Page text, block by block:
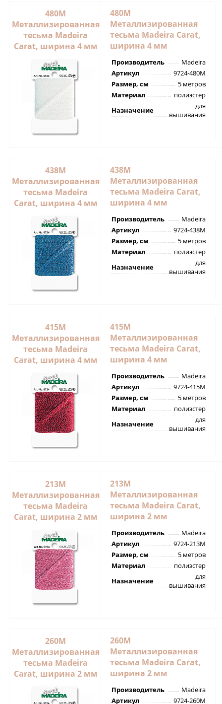
480M
Металлизированная
тесьма Madeira
Carat, ширина 4 мм
480M
Металлизированная
тесьма Madeira Carat,
ширина 4 мм
Производитель
Madeira
Артикул
9724-480M
Размер, см
5 метров
Материал
полиэстер
Назначение
для
вышивания
438M
Металлизированная
тесьма Madeira
Carat, ширина 4 мм
438M
Металлизированная
тесьма Madeira Carat,
ширина 4 мм
Производитель
Madeira
Артикул
9724-438M
Размер, см
5 метров
Материал
полиэстер
Назначение
для
вышивания
415M
Металлизированная
тесьма Madeira
Carat, ширина 4 мм
415M
Металлизированная
тесьма Madeira Carat,
ширина 4 мм
Производитель
Madeira
Артикул
9724-415M
Размер, см
5 метров
Материал
полиэстер
Назначение
для
вышивания
213M
Металлизированная
тесьма Madeira
Carat, ширина 2 мм
213M
Металлизированная
тесьма Madeira Carat,
ширина 2 мм
Производитель
Madeira
Артикул
9724-213M
Размер, см
5 метров
Материал
полиэстер
Назначение
для
вышивания
260M
Металлизированная
тесьма Madeira
Carat, ширина 2 мм
260M
Металлизированная
тесьма Madeira Carat,
ширина 2 мм
Производитель
Madeira
Артикул
9724-260M